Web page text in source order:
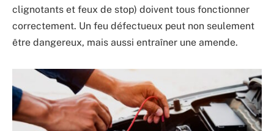
clignotants et feux de stop) doivent tous fonctionner
correctement. Un feu défectueux peut non seulement
être dangereux, mais aussi entraîner une amende.